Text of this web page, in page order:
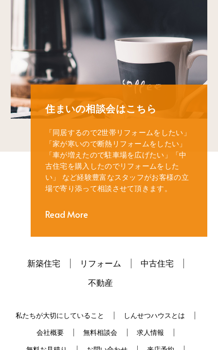
住まいの相談会はこちら
「同居するので2世帯リフォームをしたい」
「家が寒いので断熱リフォームをしたい」
「車が増えたので駐車場を広げたい」
「中
古住宅を購入したのでリフォームをした
い」
など経験豊富なスタッフがお客様の立
場で寄り添って相談させて頂きます。
Read More
新築住宅 リフォーム
中古住宅
不動産
私たちが大切にしていること しんせつハウスとは
会社概要 無料相談会 求人情報